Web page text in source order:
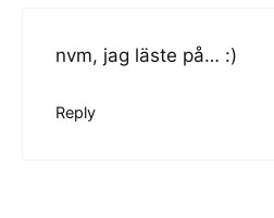
nvm, jag läste på… :)
Reply